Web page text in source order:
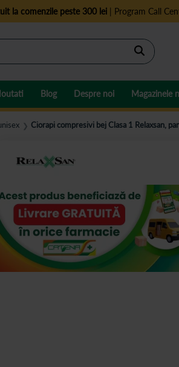
la comenzile peste 300 lei| Program Call
Cautare
Blog Despre noi Magazinele
❯ Ciorapi compresivi bej Clasa 1 Relaxsan,